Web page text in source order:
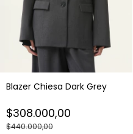
Blazer Chiesa Dark Grey
$308.000,00
$440.000,00